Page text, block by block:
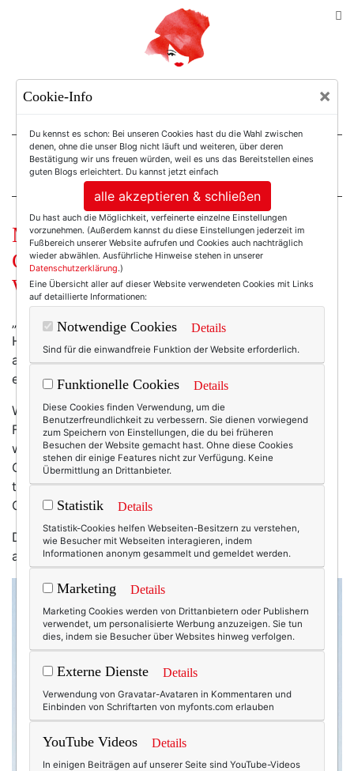
For Women. Not Girls.
Mach was draus! (Ein paar
Gedanken, nicht nur zum
Wochenende.)
„Das Leben ist völlig überbewertet“, sagte der
Hauptdarsteller gestern in meiner aktuellen
amerikanischen Lieblingsserie – kurz bevor er
erschossen wurde.
Was er meinte, war das Leben neben der Arbeit.
Freizeit, Hobbies, Nichtstun und all so was. Und auch
wenn ich nicht das Leben eines Workaholics in
Chicago lebe und keinen Bourbon zum Mittagessen
trinke. Auch wenn mein Leben ganz anders und die
Geschichte fiktional ist – der Satz blieb hängen.
Das Leben ist völlig überbewertet?! Ich sehe das
anders. Komplett anders.
Cookie-Info ×
Du kennst es schon: Bei unseren Cookies hast du die Wahl zwischen
denen, ohne die unser Blog nicht läuft und weiteren, über deren
Bestätigung wir uns freuen würden, weil es uns das Bereitstellen eines
guten Blogs erleichtert. Du kannst jetzt einfach
alle akzeptieren & schließen
Du hast auch die Möglichkeit, verfeinerte einzelne Einstellungen
vorzunehmen. (Außerdem kannst du diese Einstellungen jederzeit im
Fußbereich unserer Website aufrufen und Cookies auch nachträglich
wieder abwählen. Ausführliche Hinweise stehen in unserer
Datenschutzerklärung.)
Eine Übersicht aller auf dieser Website verwendeten Cookies mit Links
auf detaillierte Informationen:
Notwendige Cookies Details
Sind für die einwandfreie Funktion der Website erforderlich.
Funktionelle Cookies Details
Diese Cookies finden Verwendung, um die
Benutzerfreundlichkeit zu verbessern. Sie dienen vorwiegend
zum Speichern von Einstellungen, die du bei früheren
Besuchen der Website gemacht hast. Ohne diese Cookies
stehen dir einige Features nicht zur Verfügung. Keine
Übermittlung an Drittanbieter.
Statistik Details
Statistik-Cookies helfen Webseiten-Besitzern zu verstehen,
wie Besucher mit Webseiten interagieren, indem
Informationen anonym gesammelt und gemeldet werden.
Marketing Details
Marketing Cookies werden von Drittanbietern oder Publishern
verwendet, um personalisierte Werbung anzuzeigen. Sie tun
dies, indem sie Besucher über Websites hinweg verfolgen.
Externe Dienste Details
Verwendung von Gravatar-Avataren in Kommentaren und
Einbinden von Schriftarten von myfonts.com erlauben
YouTube Videos Details
In einigen Beiträgen auf unserer Seite sind YouTube-Videos